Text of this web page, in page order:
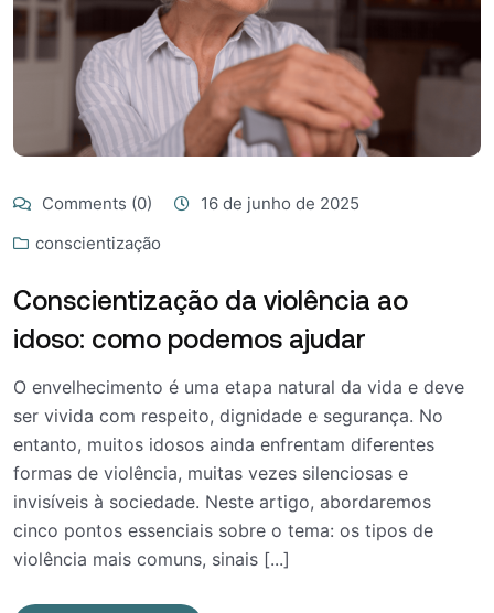
Comments (0)
16 de junho de 2025
conscientização
Conscientização da violência ao
idoso: como podemos ajudar
O envelhecimento é uma etapa natural da vida e deve
ser vivida com respeito, dignidade e segurança. No
entanto, muitos idosos ainda enfrentam diferentes
formas de violência, muitas vezes silenciosas e
invisíveis à sociedade. Neste artigo, abordaremos
cinco pontos essenciais sobre o tema: os tipos de
violência mais comuns, sinais [...]